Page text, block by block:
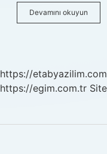
Devamını okuyun
https://etabyazilim.com
https://egim.com.tr